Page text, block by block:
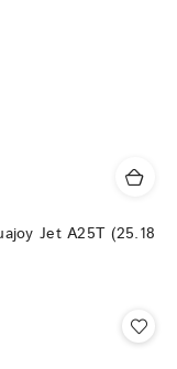
Jet A25T (25.18